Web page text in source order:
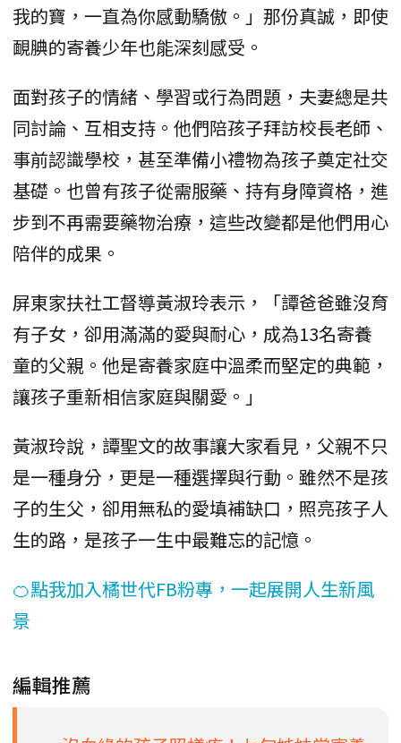
我的寶，一直為你感動驕傲。」那份真誠，即使
靦腆的寄養少年也能深刻感受。
面對孩子的情緒、學習或行為問題，夫妻總是共
同討論、互相支持。他們陪孩子拜訪校長老師、
事前認識學校，甚至準備小禮物為孩子奠定社交
基礎。也曾有孩子從需服藥、持有身障資格，進
步到不再需要藥物治療，這些改變都是他們用心
陪伴的成果。
屏東家扶社工督導黃淑玲表示，「譚爸爸雖沒育
有子女，卻用滿滿的愛與耐心，成為13名寄養
童的父親。他是寄養家庭中溫柔而堅定的典範，
讓孩子重新相信家庭與關愛。」
黃淑玲說，譚聖文的故事讓大家看見，父親不只
是一種身分，更是一種選擇與行動。雖然不是孩
子的生父，卻用無私的愛填補缺口，照亮孩子人
生的路，是孩子一生中最難忘的記憶。
🍊點我加入橘世代FB粉專，一起展開人生新風
景
編輯推薦